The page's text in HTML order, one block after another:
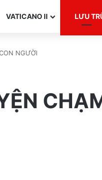
VATICANO II LƯU
NGƯỜI